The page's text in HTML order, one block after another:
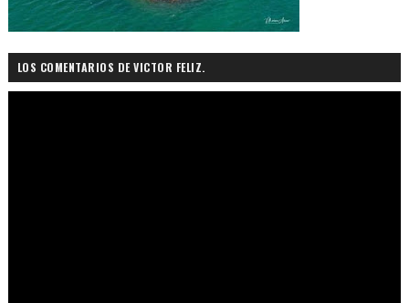
LOS COMENTARIOS DE VICTOR FELIZ.